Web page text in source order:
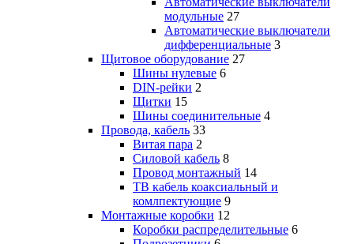
модульные 27
Автоматические выключатели
дифференциальные 3
Щитовое оборудование 27
Шины нулевые 6
DIN-рейки 2
Щитки 15
Шины соединительные 4
Провода, кабель 33
Витая пара 2
Силовой кабель 8
Провод монтажный 14
ТВ кабель коаксиальный и
комлпектующие 9
Монтажные коробки 12
Коробки распределительные 6